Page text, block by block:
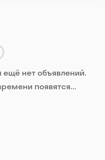
ещё нет объявлений.
появятся...